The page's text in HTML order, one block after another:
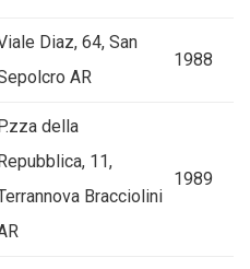
Diaz, 64, San
AR
1988
della
11,
Bracciolini
1989